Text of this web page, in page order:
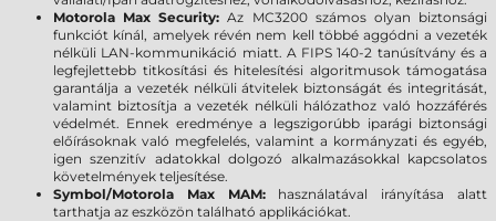
Motorola Max Security:Az MC3200 számos olyan biztonsági
funkciót kínál, amelyek révén nem kell többé aggódni a vezeték
nélküli LAN-kommunikáció miatt. A FIPS 140-2 tanúsítvány és a
legfejlettebb titkosítási és hitelesítési algoritmusok támogatása
garantálja a vezeték nélküli átvitelek biztonságát és integritását,
valamint biztosítja a vezeték nélküli hálózathoz való hozzáférés
védelmét. Ennek eredménye a legszigorúbb iparági biztonsági
előírásoknak való megfelelés, valamint a kormányzati és egyéb,
igen szenzitív adatokkal dolgozó alkalmazásokkal kapcsolatos
követelmények teljesítése.
Symbol/Motorola Max MAM:használatával irányítása alatt
tarthatja az eszközön található applikációkat.